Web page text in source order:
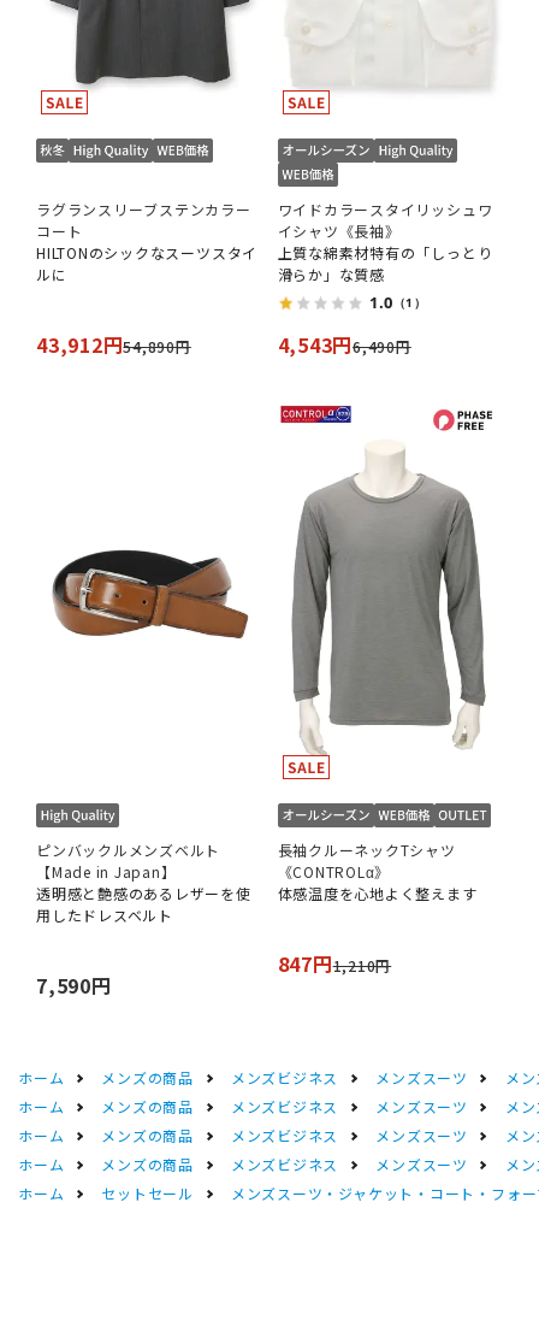
ラグランスリーブステンカラー
コート
HILTONのシックなスーツスタイ
ルに
43,912円54,890円
ワイドカラースタイリッシュワ
イシャツ《長袖》
上質な綿素材特有の「しっとり
滑らか」な質感
1.0 （1）
4,543円6,490円
ピンバックルメンズベルト
【Made in Japan】
透明感と艶感のあるレザーを使
用したドレスベルト
7,590円
長袖クルーネックTシャツ
《CONTROLα》
体感温度を心地よく整えます
847円1,210円
ホーム メンズの商品 メンズビジネス メンズスーツ
メ
ホーム
メンズの商品 メンズビジネス メンズスーツ
メ
ホーム
メンズの商品 メンズビジネス メンズスーツ
メ
ホーム
メンズの商品 メンズビジネス メンズスーツ
メ
ホーム
セットセール メンズスーツ・ジャケット・コート・フォ